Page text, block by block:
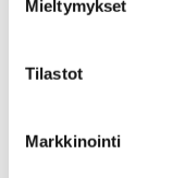
Mieltymykset
Tilastot
Markkinointi